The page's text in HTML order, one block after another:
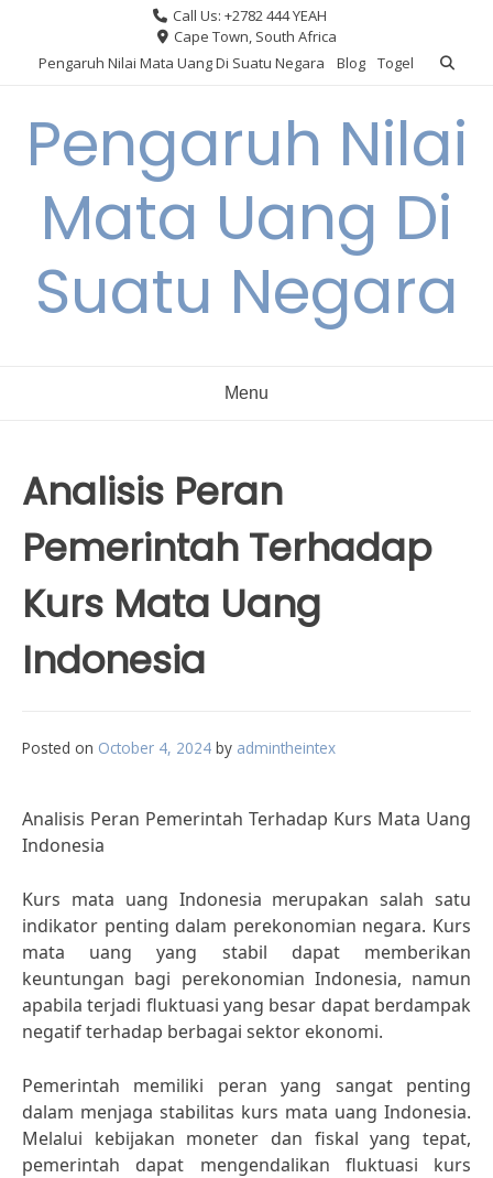
content
Call Us: +2782 444 YEAH
Cape Town, South Africa
Pengaruh Nilai Mata Uang Di Suatu Negara
Blog Togel
Pengaruh Nilai
Mata Uang Di
Suatu Negara
Menu
Analisis Peran
Pemerintah Terhadap
Kurs Mata Uang
Indonesia
Posted on October 4, 2024 by admintheintex
Analisis Peran Pemerintah Terhadap Kurs Mata Uang
Indonesia
Kurs mata uang Indonesia merupakan salah satu
indikator penting dalam perekonomian negara. Kurs
mata uang yang stabil dapat memberikan
keuntungan bagi perekonomian Indonesia, namun
apabila terjadi fluktuasi yang besar dapat berdampak
negatif terhadap berbagai sektor ekonomi.
Pemerintah memiliki peran yang sangat penting
dalam menjaga stabilitas kurs mata uang Indonesia.
Melalui kebijakan moneter dan fiskal yang tepat,
pemerintah dapat mengendalikan fluktuasi kurs